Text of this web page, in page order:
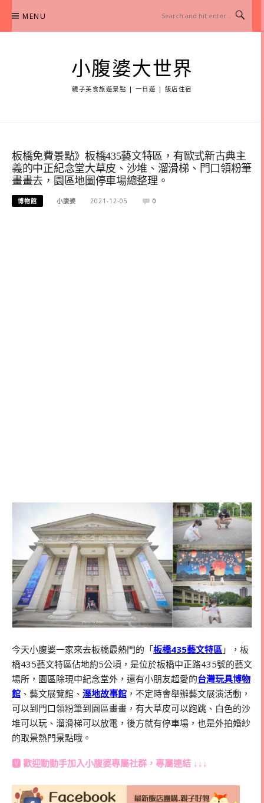
content
MENU
小腹婆大世界
親子美食旅遊景點 | 一日遊 | 飯店住宿
板橋免費景點》板橋435藝文特區，有歐式新古典主
義的中正紀念堂大草皮、沙堆、溜滑梯、門口領粉筆
畫畫去，園區地圖停車場總整理。
博物館 小腹婆 2021-12-05 0
今天小腹婆一家來去板橋最熱門的「板橋435藝文特區 」，板
橋435藝文特區佔地約5公頃，是位於板橋中正路435號的藝文
場所，園區除現中紀念堂外，還有小朋友超愛的台灣玩具博物
館 、藝文展覽館、 溼地故事館 ，不定時會舉辦藝文展演活動，
可以到門口領粉筆到園區畫畫，有大草皮可以跑跳、白色的沙
堆可以玩、溜滑梯可以放電，後方就有停車場，也是外拍婚紗
的取景熱門景點哦。
🆅 歡迎動動手加入小腹婆專屬社群 ，專屬連結 ↓↓↓